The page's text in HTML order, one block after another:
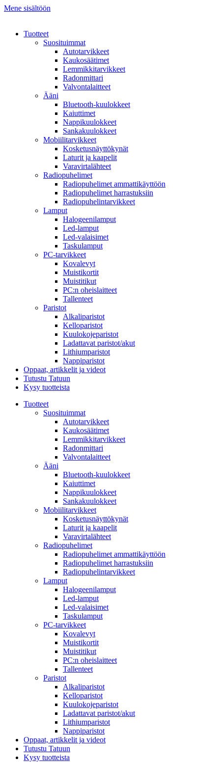
Mene sisältöön
Tuotteet
Suosituimmat
Autotarvikkeet
Kaukosäätimet
Lemmikkitarvikkeet
Radonmittari
Valvontalaitteet
Ääni
Bluetooth-kuulokkeet
Kaiuttimet
Nappikuulokkeet
Sankakuulokkeet
Mobiilitarvikkeet
Kosketusnäyttökynät
Laturit ja kaapelit
Varavirtalähteet
Radiopuhelimet
Radiopuhelimet ammattikäyttöön
Radiopuhelimet harrastuksiin
Radiopuhelintarvikkeet
Lamput
Halogeenilamput
Led-lamput
Led-valaisimet
Taskulamput
PC-tarvikkeet
Kovalevyt
Muistikortit
Muistitikut
PC:n oheislaitteet
Tallenteet
Paristot
Alkaliparistot
Kelloparistot
Kuulokojeparistot
Ladattavat paristot/akut
Lithiumparistot
Nappiparistot
Oppaat, artikkelit ja videot
Tutustu Tatuun
Kysy tuotteista
Tuotteet
Suosituimmat
Autotarvikkeet
Kaukosäätimet
Lemmikkitarvikkeet
Radonmittari
Valvontalaitteet
Ääni
Bluetooth-kuulokkeet
Kaiuttimet
Nappikuulokkeet
Sankakuulokkeet
Mobiilitarvikkeet
Kosketusnäyttökynät
Laturit ja kaapelit
Varavirtalähteet
Radiopuhelimet
Radiopuhelimet ammattikäyttöön
Radiopuhelimet harrastuksiin
Radiopuhelintarvikkeet
Lamput
Halogeenilamput
Led-lamput
Led-valaisimet
Taskulamput
PC-tarvikkeet
Kovalevyt
Muistikortit
Muistitikut
PC:n oheislaitteet
Tallenteet
Paristot
Alkaliparistot
Kelloparistot
Kuulokojeparistot
Ladattavat paristot/akut
Lithiumparistot
Nappiparistot
Oppaat, artikkelit ja videot
Tutustu Tatuun
Kysy tuotteista